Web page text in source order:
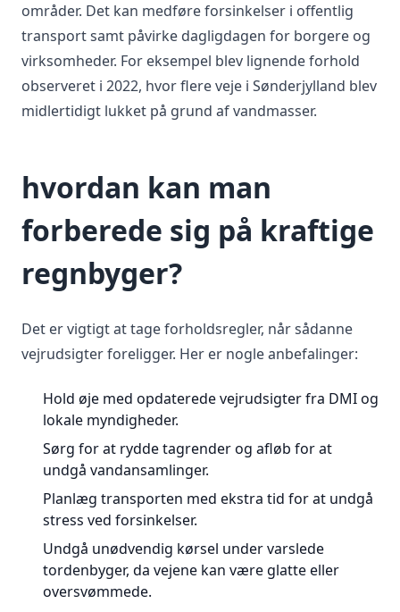
områder. Det kan medføre forsinkelser i offentlig
transport samt påvirke dagligdagen for borgere og
virksomheder. For eksempel blev lignende forhold
observeret i 2022, hvor flere veje i Sønderjylland blev
midlertidigt lukket på grund af vandmasser.
hvordan kan man
forberede sig på kraftige
regnbyger?
Det er vigtigt at tage forholdsregler, når sådanne
vejrudsigter foreligger. Her er nogle anbefalinger:
Hold øje med opdaterede vejrudsigter fra DMI og
lokale myndigheder.
Sørg for at rydde tagrender og afløb for at
undgå vandansamlinger.
Planlæg transporten med ekstra tid for at undgå
stress ved forsinkelser.
Undgå unødvendig kørsel under varslede
tordenbyger, da vejene kan være glatte eller
oversvømmede.